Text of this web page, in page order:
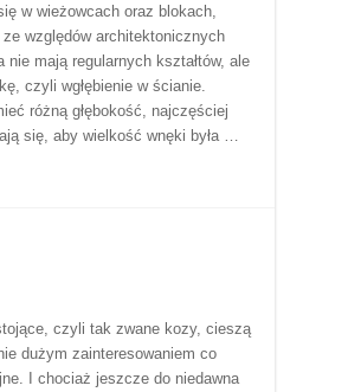
w wieżowcach oraz blokach,
względów architektonicznych
nie mają regularnych kształtów, ale
czyli wgłębienie w ścianie.
różną głębokość, najczęściej
się, aby wielkość wnęki była …
czyli tak zwane kozy, cieszą
dużym zainteresowaniem co
I chociaż jeszcze do niedawna